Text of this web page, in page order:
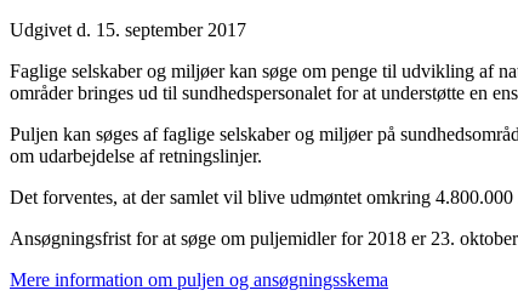
Udgivet d. 15. september 2017
Faglige selskaber og miljøer kan søge om penge til udvikling af
områder bringes ud til sundhedspersonalet for at understøtte en
Puljen kan søges af faglige selskaber og miljøer på
om udarbejdelse af retningslinjer.
Det forventes, at der samlet vil blive udmøntet omkring 4.800.000
Ansøgningsfrist for at søge om puljemidler for 2018 er 23.
Mere information om puljen og ansøgningsskema